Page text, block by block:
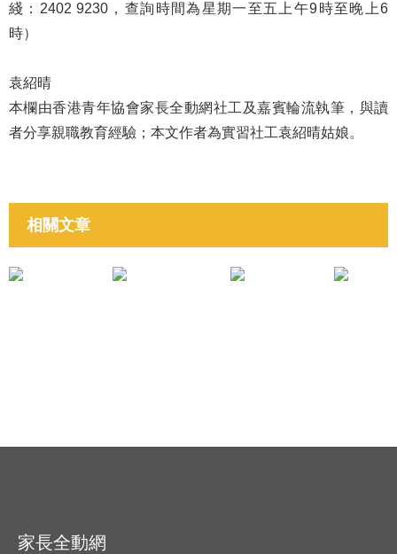
綫：2402 9230，查詢時間為星期一至五上午9時至晚上6
時）
袁紹晴
本欄由香港青年協會家長全動網社工及嘉賓輪流執筆，與讀
者分享親職教育經驗；本文作者為實習社工袁紹晴姑娘。
相關文章
培育子女成材
家長全動網